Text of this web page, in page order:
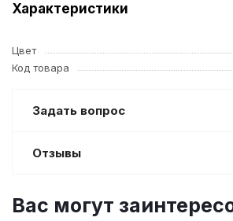
Характеристики
Цвет
Код товара
Задать вопрос
Отзывы
Вас могут